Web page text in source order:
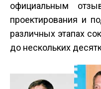
официальным
проектирования и
различных этапах
до нескольких